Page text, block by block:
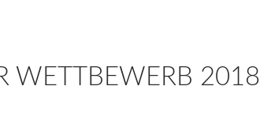
WETTBEWERB 2018